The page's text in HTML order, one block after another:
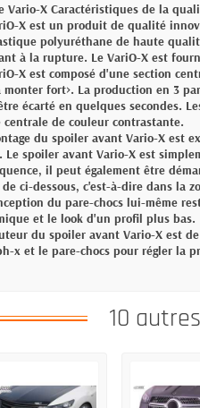
Vario-X Caractéristiques de la
X est un produit de qualité
polyuréthane de haute
à la rupture. Le VariO-X est
X est composé d'une section
monter fort>. La production en 3
écarté en quelques secondes.
de couleur contrastante.
du spoiler avant Vario-X est
Le spoiler avant Vario-X est
il peut également être
ci-dessous, c'est-à-dire dans la
du pare-chocs lui-même
et le look d'un profil plus bas.
du spoiler avant Vario-X est
x et le pare-chocs pour régler la
10